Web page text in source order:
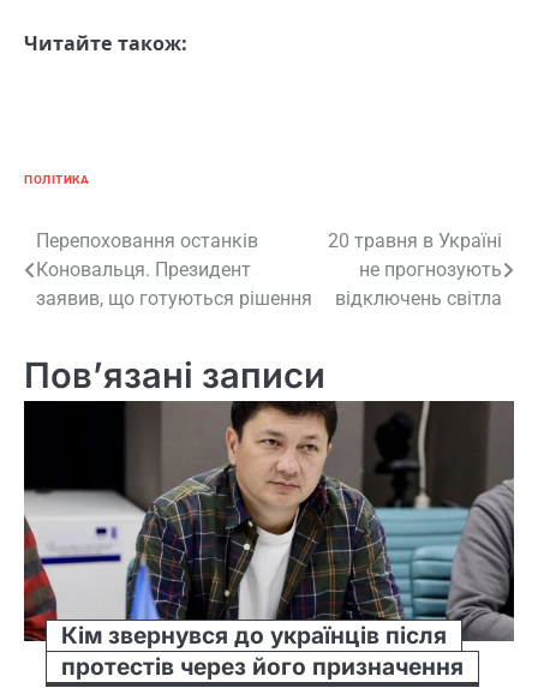
Читайте також:
ПОЛІТИКА
Навігація
записів
Перепоховання останків
Коновальця. Президент
заявив, що готуються рішення
20 травня в Україні
не прогнозують
відключень світла
Пов’язані записи
Кім звернувся до українців після
протестів через його призначення